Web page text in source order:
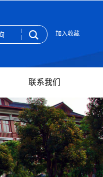
加入收藏
联系我们